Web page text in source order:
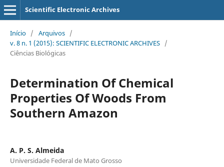
Scientific Electronic Archives
Início / Arquivos /
v. 8 n. 1 (2015): SCIENTIFIC ELECTRONIC ARCHIVES /
Ciências Biológicas
Determination Of Chemical
Properties Of Woods From
Southern Amazon
A. P. S. Almeida
Universidade Federal de Mato Grosso